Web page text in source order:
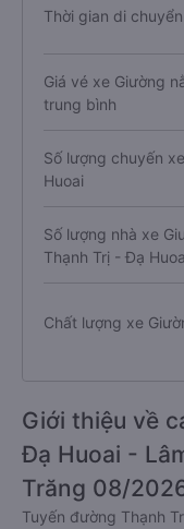
Thời gian di chuyển
Giá vé xe Giường
trung bình
Số lượng chuyến
Huoai
Số lượng nhà xe
Thạnh Trị - Đạ
Chất lượng xe
Giới thiệu về
Đạ Huoai -
Trăng 08/
Tuyến đường Thạnh